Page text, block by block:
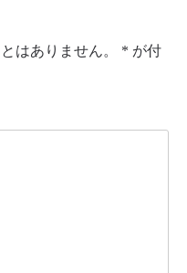
はありません。 * が付